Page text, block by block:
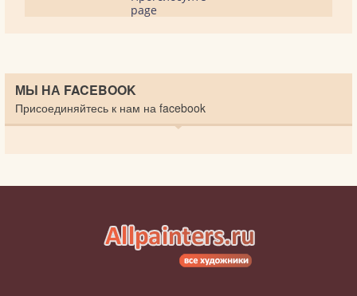
page
МЫ НА FACEBOOK
Присоединяйтесь к нам на facebook